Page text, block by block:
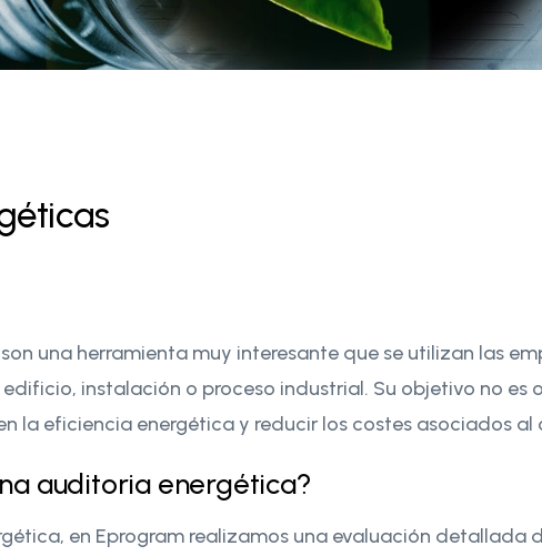
una herramienta muy interesante que se utilizan las
instalación o proceso industrial. Su objetivo no es
la eficiencia energética y reducir los costes asociados al
auditoria energética?
en Eprogram realizamos una evaluación detallada